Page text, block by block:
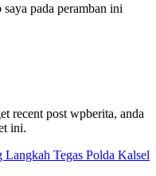
pada peramban ini
recent post wpberita, anda
ini.